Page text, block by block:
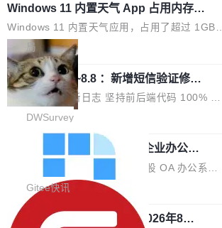
级 Java 网络应用框架，核心基于 JDK 原生 NI
O 构建 Reactor 多路复用模型，不依赖 Netty、
Tomcat 等任何第三方网络库。其 HTTP/2 协议
栈从 HPACK、Huffman 到 ALPN 均为自主实
现，在基准测试中与 Un...
业、学术、投资人士，集中展出近百项覆盖AI芯
片、算力、模型、应用全链条创新项目，聚焦AI
技术产业化落地与资本对接，呈现当前国内AI前
沿技术突破与商业化最新进展。 活动围绕AI学术
研究与产业落地融合展开多维度研讨。星连资本
创始合伙人张鸣晨表示，AI产业化是长期产融结
合过程，早期优质技术项目需持续资本与产业资
者、产业专家、投资人围绕AI前沿技术瓶颈、行
业固有认知重构等议题展开跨界对话，聚焦行业
真实痛点与突破方向...
Windows 11 内置天气 App 占用内存超
过 1GB
Windows 11 内置天气应用，占用了超过 1GB
内存。 Notebookcheck 的测试发现这个数字
时，反复确认了多次。不是 100MB，不是 500
MB，是 1 个 G。一个显示天气的应用。 Windo
ws 内置应用臃肿早就是老话题了，但一款天气
应用占用内存就超过 1G 还是过于离谱——问题
个嵌在 Edge WebView 里的网页。它不是一个
「应用」，它是一个运行在浏览器引擎里的网
页，外面套了一层 Windows 的壳。 WebView2
本身就是个内存大户。它加载了完整的 Edge 渲
染引擎，包括 JavaScript 引擎...
局
调问更新7.26~8.8 ：新增短信验证修
改，考试能力升级
DWSurvey 更新日志 坚持前后端代码 100% 开
源助力企业建设自主可控的问卷调研系统 官网地
址www.diaowen.net ➔ 源码下载Gitee 仓库 ➔
本次更新新增短信验证修改已答问卷功能，提升
答卷安全性；同时升级考试能力，完善填空题判
分、防切屏等功能体验，并优化多项产品细节，
提升整体使用体验。 新增功能 01. 新增验证手
机号后查看、修改已答问卷功能 02. 新增填空题
DWSurvey
勾股 OA v6.0.2 已经发布，企业办公系
勾股 OA v6.0.2 已经发布。 勾股 OA 办公系统
是一款简单实用的开源的企业办公系统。系统集
成了系统设置、附件管理、人事管理、行政管
理、消息管理、资产管理、企业公告、知识网
Gitee快讯
942亿赛道如何选对伙伴？2026年8月G